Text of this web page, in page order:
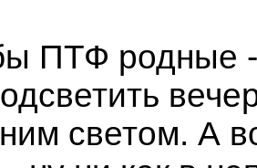
ПТФ родные
светом. А